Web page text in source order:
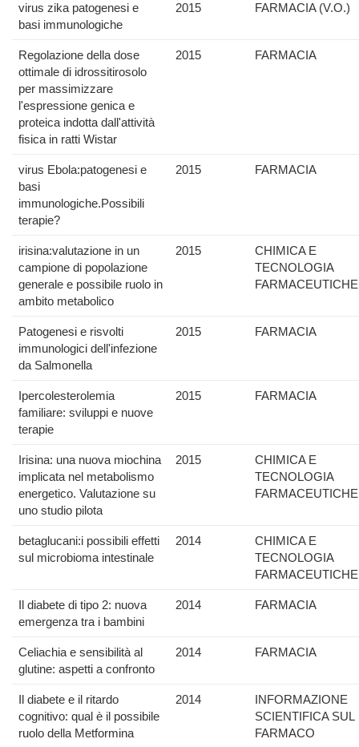
virus zika patogenesi e
basi immunologiche
2015 FARMACIA (V.O.)
Regolazione della dose
ottimale di idrossitirosolo
per massimizzare
l'espressione genica e
proteica indotta dall'attività
fisica in ratti Wistar
2015 FARMACIA
virus Ebola:patogenesi e
basi
immunologiche.Possibili
terapie?
2015 FARMACIA
irisina:valutazione in un
campione di popolazione
generale e possibile ruolo in
ambito metabolico
2015
CHIMICA E
TECNOLOGIA
FARMACEUTICHE
Patogenesi e risvolti
immunologici dell'infezione
da Salmonella
2015 FARMACIA
Ipercolesterolemia
familiare: sviluppi e nuove
terapie
2015 FARMACIA
Irisina: una nuova miochina
implicata nel metabolismo
energetico. Valutazione su
uno studio pilota
2015
CHIMICA E
TECNOLOGIA
FARMACEUTICHE
betaglucani:i possibili effetti
sul microbioma intestinale
2014
CHIMICA E
TECNOLOGIA
FARMACEUTICHE
Il diabete di tipo 2: nuova
emergenza tra i bambini
2014 FARMACIA
Celiachia e sensibilità al
glutine: aspetti a confronto
2014 FARMACIA
Il diabete e il ritardo
cognitivo: qual è il possibile
ruolo della Metformina
2014
INFORMAZIONE
SCIENTIFICA SUL
FARMACO